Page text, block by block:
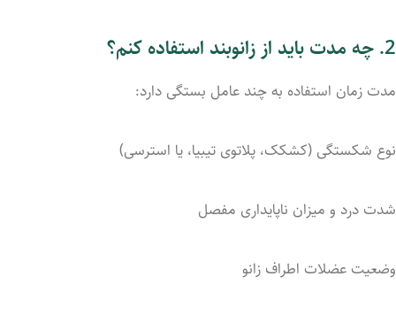
2. چه مدت باید از زانوبند استفاده کنم؟
مدت زمان استفاده به چند عامل بستگی دارد:
نوع شکستگی (کشکک، پلاتوی تیبیا، یا استرسی)
شدت درد و میزان ناپایداری مفصل
وضعیت عضلات اطراف زانو